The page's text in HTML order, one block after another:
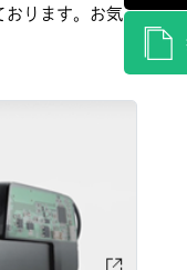
おります。お気